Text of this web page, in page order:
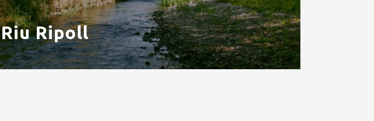
Riu Ripoll